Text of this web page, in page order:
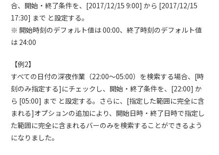
合、開始・終了条件を、[2017/12/15 9:00] から [2017/12/15
17:30] まで と設定する。
※ 開始時刻のデフォルト値は 00:00、終了時刻のデフォルト値
は 24:00
【例2】
すべての日付の深夜作業（22:00～05:00）を検索する場合、[時
刻のみ指定する]にチェックし、開始・終了条件を、[22:00] か
ら [05:00] まで と設定する。さらに、[指定した範囲に完全に含
まれる]オプションの追加により、開始日時・終了日時で指定し
た範囲に完全に含まれるバーのみを検索することができるよう
になりました。